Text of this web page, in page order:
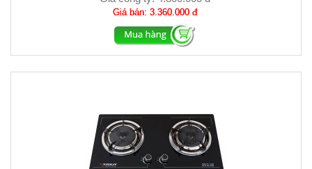
Giá bán: 3.360.000 đ